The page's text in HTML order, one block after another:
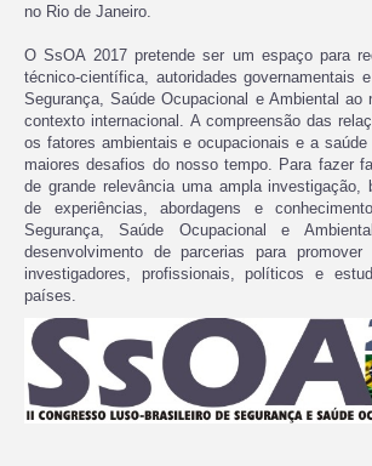
no Rio de Janeiro.
O SsOA 2017 pretende ser um espaço para
técnico-científica, autoridades governamentais
Segurança, Saúde Ocupacional e Ambiental ao
contexto internacional. A compreensão das
os fatores ambientais e ocupacionais e a
maiores desafios do nosso tempo. Para fazer
de grande relevância uma ampla investigação,
de experiências, abordagens e
Segurança, Saúde Ocupacional e
desenvolvimento de parcerias para
investigadores, profissionais, políticos e
países.